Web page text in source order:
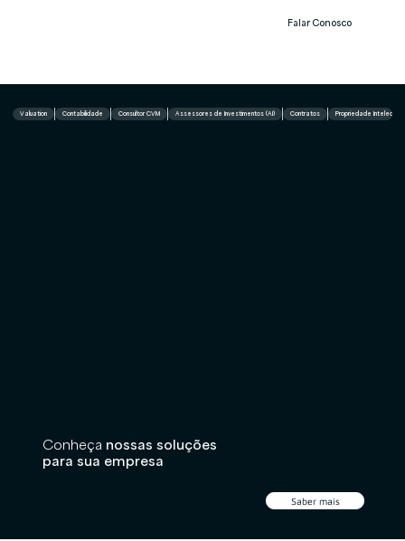
Falar Conosco
Conheça nossas soluções
para sua empresa
Saber mais
Valuation Contabilidade Consultor CVM Assessores de Investimentos (AI) Contratos Propriedade Intelectual